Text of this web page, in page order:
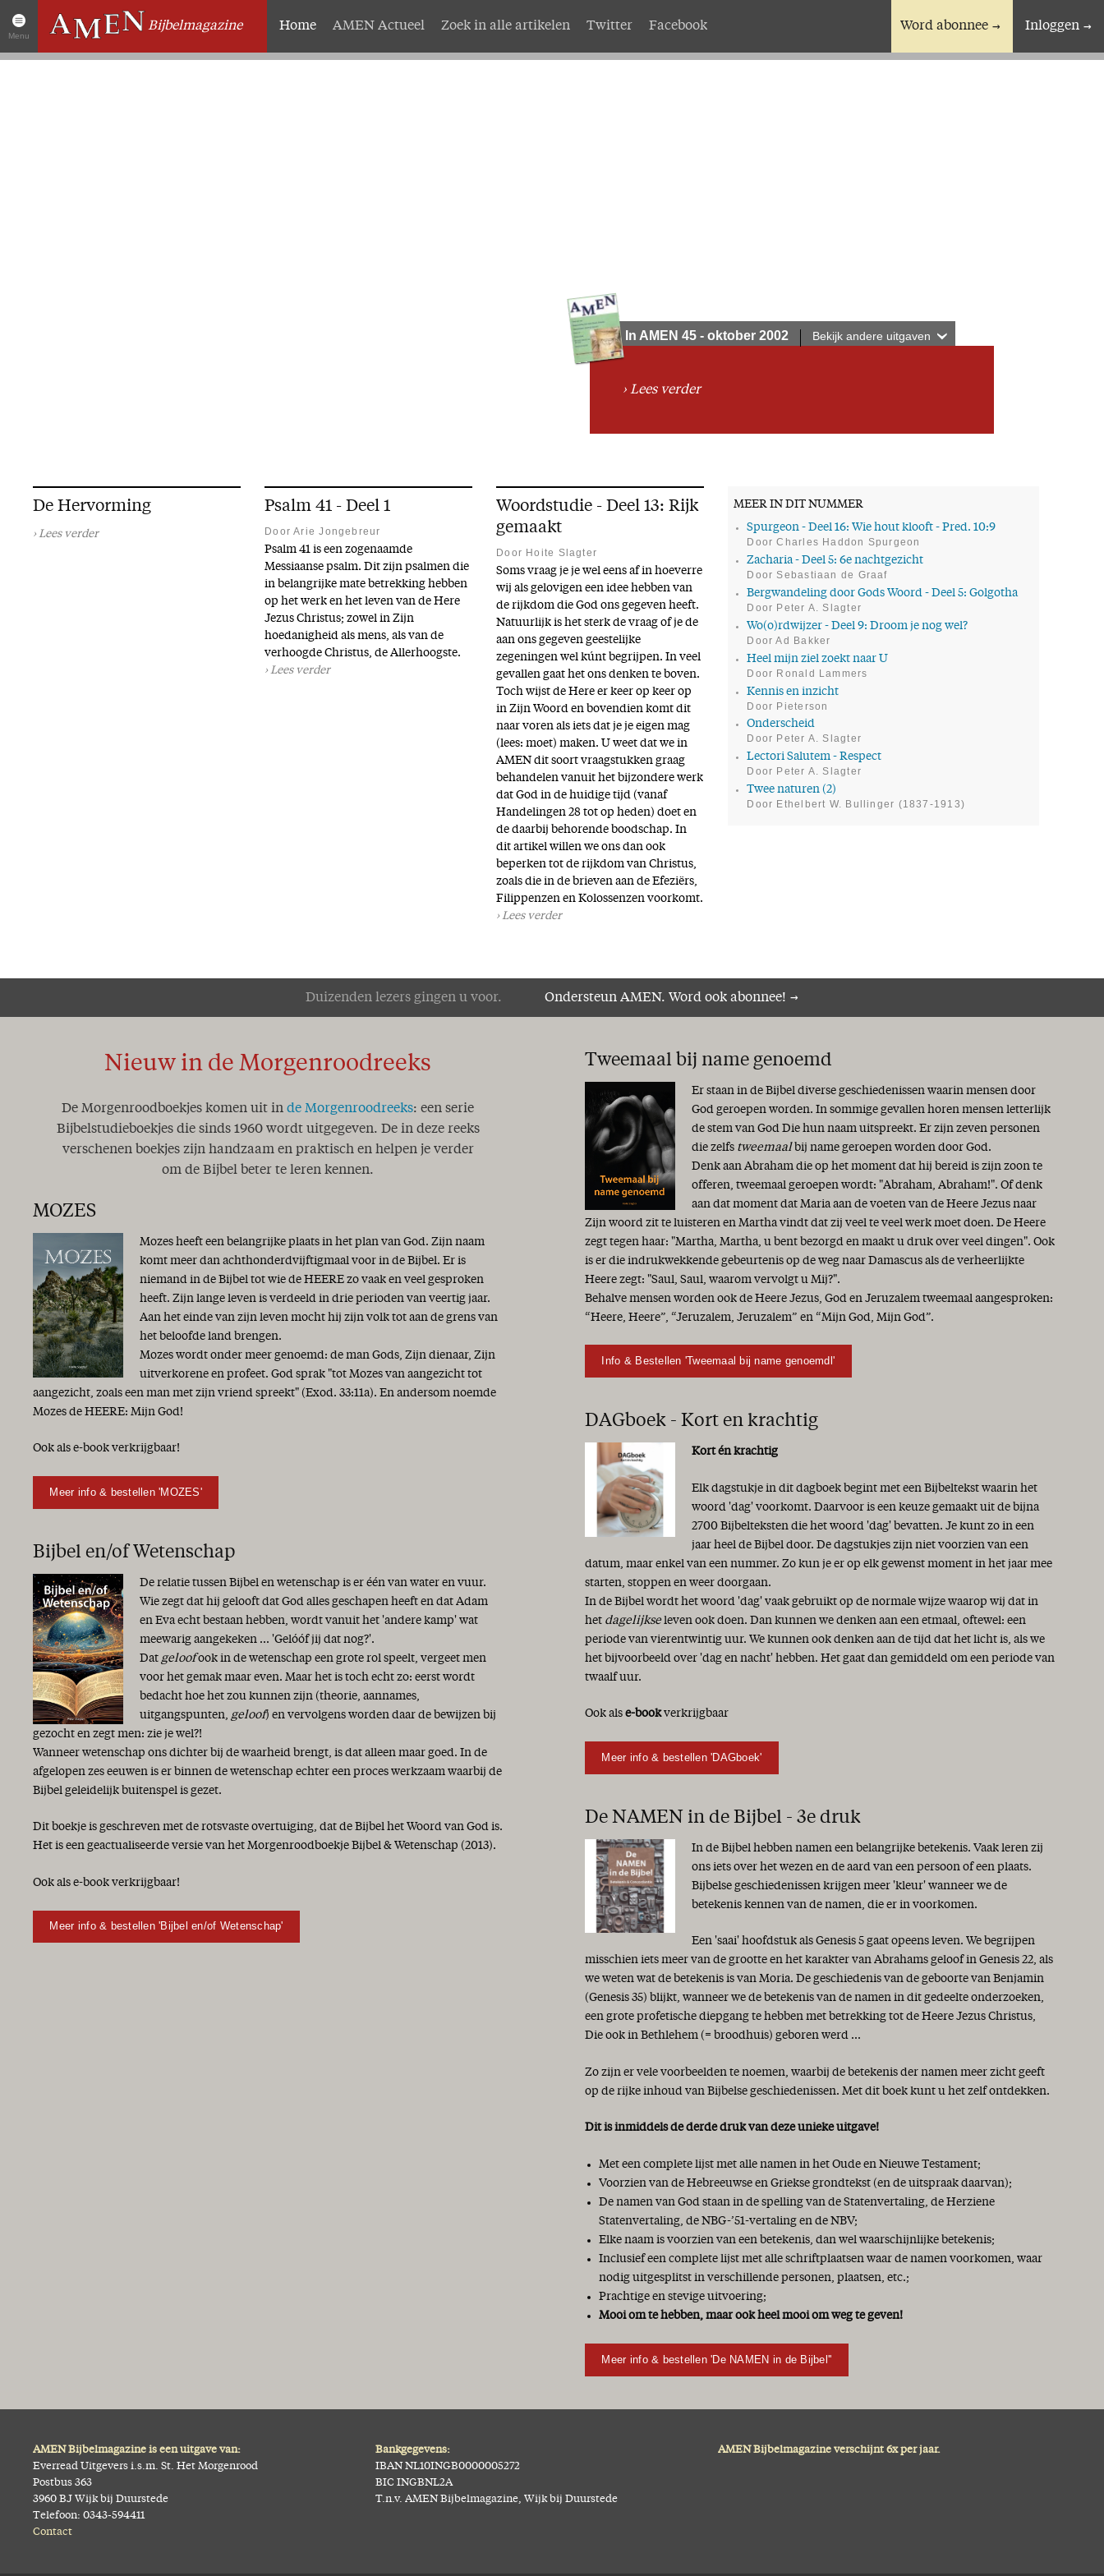
Menu
Bijbelmagazine Word abonnee Inloggen
Home AMEN Actueel Zoek in alle artikelen Twitter Facebook
In AMEN 45 - oktober 2002 Bekijk andere uitgaven
Lees verder
De Hervorming
Lees verder
Psalm 41 - Deel 1
Door Arie Jongebreur
Psalm 41 is een zogenaamde
Messiaanse psalm. Dit zijn psalmen die
in belangrijke mate betrekking hebben
op het werk en het leven van de Here
Jezus Christus; zowel in Zijn
hoedanigheid als mens, als van de
verhoogde Christus, de Allerhoogste.
Lees verder
Woordstudie - Deel 13: Rijk
gemaakt
Door Hoite Slagter
Soms vraag je je wel eens af in hoeverre
wij als gelovigen een idee hebben van
de rijkdom die God ons gegeven heeft.
Natuurlijk is het sterk de vraag of je de
aan ons gegeven geestelijke
zegeningen wel kúnt begrijpen. In veel
gevallen gaat het ons denken te boven.
Toch wijst de Here er keer op keer op
in Zijn Woord en bovendien komt dit
naar voren als iets dat je je eigen mag
(lees: moet) maken. U weet dat we in
AMEN dit soort vraagstukken graag
behandelen vanuit het bijzondere werk
dat God in de huidige tijd (vanaf
Handelingen 28 tot op heden) doet en
de daarbij behorende boodschap. In
dit artikel willen we ons dan ook
beperken tot de rijkdom van Christus,
zoals die in de brieven aan de Efeziërs,
Filippenzen en Kolossenzen voorkomt.
Lees verder
MEER IN DIT NUMMER
Spurgeon - Deel 16: Wie hout klooft - Pred. 10:9
Door Charles Haddon Spurgeon
Zacharia - Deel 5: 6e nachtgezicht
Door Sebastiaan de Graaf
Bergwandeling door Gods Woord - Deel 5: Golgotha
Door Peter A. Slagter
Wo(o)rdwijzer - Deel 9: Droom je nog wel?
Door Ad Bakker
Heel mijn ziel zoekt naar U
Door Ronald Lammers
Kennis en inzicht
Door Pieterson
Onderscheid
Door Peter A. Slagter
Lectori Salutem - Respect
Door Peter A. Slagter
Twee naturen (2)
Door Ethelbert W. Bullinger (1837-1913)
Duizenden lezers gingen u voor. Ondersteun AMEN. Word ook abonnee!
Nieuw in de Morgenroodreeks
De Morgenroodboekjes komen uit in de Morgenroodreeks: een serie
Bijbelstudieboekjes die sinds 1960 wordt uitgegeven. De in deze reeks
verschenen boekjes zijn handzaam en praktisch en helpen je verder
om de Bijbel beter te leren kennen.
MOZES
Mozes heeft een belangrijke plaats in het plan van God. Zijn naam
komt meer dan achthonderdvijftigmaal voor in de Bijbel. Er is
niemand in de Bijbel tot wie de HEERE zo vaak en veel gesproken
heeft. Zijn lange leven is verdeeld in drie perioden van veertig jaar.
Aan het einde van zijn leven mocht hij zijn volk tot aan de grens van
het beloofde land brengen.
Mozes wordt onder meer genoemd: de man Gods, Zijn dienaar, Zijn
uitverkorene en profeet. God sprak "tot Mozes van aangezicht tot
aangezicht, zoals een man met zijn vriend spreekt" (Exod. 33:11a). En andersom noemde
Mozes de HEERE: Mijn God!
Ook als e-book verkrijgbaar!
Meer info & bestellen 'MOZES'
Bijbel en/of Wetenschap
De relatie tussen Bijbel en wetenschap is er één van water en vuur.
Wie zegt dat hij gelooft dat God alles geschapen heeft en dat Adam
en Eva echt bestaan hebben, wordt vanuit het 'andere kamp' wat
meewarig aangekeken ... 'Gelóóf jij dat nog?'.
Dat geloofook in de wetenschap een grote rol speelt, vergeet men
voor het gemak maar even. Maar het is toch echt zo: eerst wordt
bedacht hoe het zou kunnen zijn (theorie, aannames,
uitgangspunten, geloof) en vervolgens worden daar de bewijzen bij
gezocht en zegt men: zie je wel?!
Wanneer wetenschap ons dichter bij de waarheid brengt, is dat alleen maar goed. In de
afgelopen zes eeuwen is er binnen de wetenschap echter een proces werkzaam waarbij de
Bijbel geleidelijk buitenspel is gezet.
Dit boekje is geschreven met de rotsvaste overtuiging, dat de Bijbel het Woord van God is.
Het is een geactualiseerde versie van het Morgenroodboekje Bijbel & Wetenschap (2013).
Ook als e-book verkrijgbaar!
Meer info & bestellen 'Bijbel en/of Wetenschap'
Tweemaal bij name genoemd
Er staan in de Bijbel diverse geschiedenissen waarin mensen door
God geroepen worden. In sommige gevallen horen mensen letterlijk
de stem van God Die hun naam uitspreekt. Er zijn zeven personen
die zelfs tweemaalbij name geroepen worden door God.
Denk aan Abraham die op het moment dat hij bereid is zijn zoon te
offeren, tweemaal geroepen wordt: "Abraham, Abraham!". Of denk
aan dat moment dat Maria aan de voeten van de Heere Jezus naar
Zijn woord zit te luisteren en Martha vindt dat zij veel te veel werk moet doen. De Heere
zegt tegen haar: "Martha, Martha, u bent bezorgd en maakt u druk over veel dingen". Ook
is er die indrukwekkende gebeurtenis op de weg naar Damascus als de verheerlijkte
Heere zegt: "Saul, Saul, waarom vervolgt u Mij?".
Behalve mensen worden ook de Heere Jezus, God en Jeruzalem tweemaal aangesproken:
“Heere, Heere”, “Jeruzalem, Jeruzalem” en “Mijn God, Mijn God”.
Info & Bestellen 'Tweemaal bij name genoemdl'
DAGboek - Kort en krachtig
Kort én krachtig
Elk dagstukje in dit dagboek begint met een Bijbeltekst waarin het
woord 'dag' voorkomt. Daarvoor is een keuze gemaakt uit de bijna
2700 Bijbelteksten die het woord 'dag' bevatten. Je kunt zo in een
jaar heel de Bijbel door. De dagstukjes zijn niet voorzien van een
datum, maar enkel van een nummer. Zo kun je er op elk gewenst moment in het jaar mee
starten, stoppen en weer doorgaan.
In de Bijbel wordt het woord 'dag' vaak gebruikt op de normale wijze waarop wij dat in
het dagelijkseleven ook doen. Dan kunnen we denken aan een etmaal, oftewel: een
periode van vierentwintig uur. We kunnen ook denken aan de tijd dat het licht is, als we
het bijvoorbeeld over 'dag en nacht' hebben. Het gaat dan gemiddeld om een periode van
twaalf uur.
Ook als e-bookverkrijgbaar
Meer info & bestellen 'DAGboek'
De NAMEN in de Bijbel - 3e druk
In de Bijbel hebben namen een belangrijke betekenis. Vaak leren zij
ons iets over het wezen en de aard van een persoon of een plaats.
Bijbelse geschiedenissen krijgen meer 'kleur' wanneer we de
betekenis kennen van de namen, die er in voorkomen.
Een 'saai' hoofdstuk als Genesis 5 gaat opeens leven. We begrijpen
misschien iets meer van de grootte en het karakter van Abrahams geloof in Genesis 22, als
we weten wat de betekenis is van Moria. De geschiedenis van de geboorte van Benjamin
(Genesis 35) blijkt, wanneer we de betekenis van de namen in dit gedeelte onderzoeken,
een grote profetische diepgang te hebben met betrekking tot de Heere Jezus Christus,
Die ook in Bethlehem (= broodhuis) geboren werd ...
Zo zijn er vele voorbeelden te noemen, waarbij de betekenis der namen meer zicht geeft
op de rijke inhoud van Bijbelse geschiedenissen. Met dit boek kunt u het zelf ontdekken.
Dit is inmiddels de derde druk van deze unieke uitgave!
Met een complete lijst met alle namen in het Oude en Nieuwe Testament;
Voorzien van de Hebreeuwse en Griekse grondtekst (en de uitspraak daarvan);
De namen van God staan in de spelling van de Statenvertaling, de Herziene
Statenvertaling, de NBG-’51-vertaling en de NBV;
Elke naam is voorzien van een betekenis, dan wel waarschijnlijke betekenis;
Inclusief een complete lijst met alle schriftplaatsen waar de namen voorkomen, waar
nodig uitgesplitst in verschillende personen, plaatsen, etc.;
Prachtige en stevige uitvoering;
Mooi om te hebben, maar ook heel mooi om weg te geven!
Meer info & bestellen 'De NAMEN in de Bijbel''
AMEN Bijbelmagazine is een uitgave van:
Everread Uitgevers i.s.m. St. Het Morgenrood
Postbus 363
3960 BJ Wijk bij Duurstede
Telefoon: 0343-594411
Contact
Bankgegevens:
IBAN NL10INGB0000005272
BIC INGBNL2A
T.n.v. AMEN Bijbelmagazine, Wijk bij Duurstede
AMEN Bijbelmagazine verschijnt 6x per jaar.